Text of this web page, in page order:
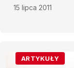
15 lipca 2011
ARTYKUŁY